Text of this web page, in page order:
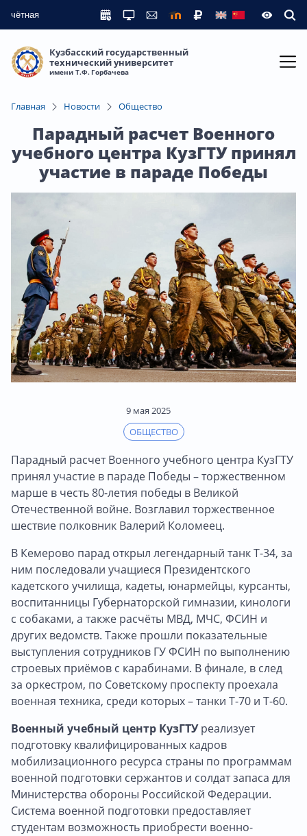
чётная
Кузбасский государственный
технический университет
имени Т.Ф. Горбачева
Главная Новости Общество
Парадный расчет Военного
учебного центра КузГТУ принял
участие в параде Победы
9 мая 2025
ОБЩЕСТВО
Парадный расчет Военного учебного центра КузГТУ
принял участие в параде Победы – торжественном
марше в честь 80-летия победы в Великой
Отечественной войне. Возглавил торжественное
шествие полковник Валерий Коломеец.
В Кемерово парад открыл легендарный танк Т-34, за
ним последовали учащиеся Президентского
кадетского училища, кадеты, юнармейцы, курсанты,
воспитанницы Губернаторской гимназии, кинологи
с собаками, а также расчёты МВД, МЧС, ФСИН и
других ведомств. Также прошли показательные
выступления сотрудников ГУ ФСИН по выполнению
строевых приёмов с карабинами. В финале, в след
за оркестром, по Советскому проспекту проехала
военная техника, среди которых – танки Т-70 и Т-60.
Военный учебный центр КузГТУреализует
подготовку квалифицированных кадров
мобилизационного ресурса страны по программам
военной подготовки сержантов и солдат запаса для
Министерства обороны Российской Федерации.
Система военной подготовки предоставляет
студентам возможность приобрести военно-